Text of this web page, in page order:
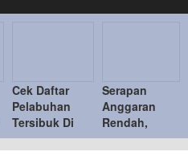
Cek Daftar
Pelabuhan
Tersibuk Di
Aceh
Serapan
Anggaran
Rendah,
Berdampak
Kinerja